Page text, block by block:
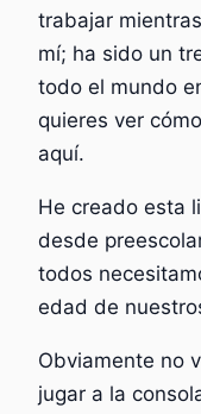
trabajar
mí; ha sido un
todo el mundo
quieres ver
aquí.
He creado esta
desde
todos
edad de
Obviamente no
jugar a la